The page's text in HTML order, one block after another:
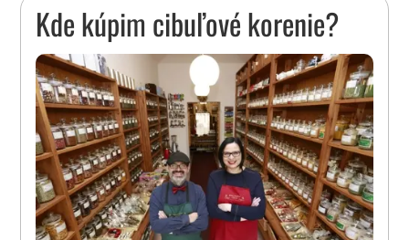
Kde kúpim cibuľové korenie?